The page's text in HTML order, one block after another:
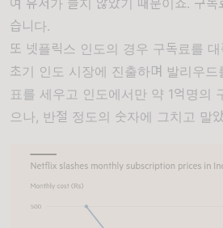
여 유저가 늘지 않았기 때문이죠. 구독
습니다.
또 넷플릭스 인도의 경우 구독료를
초기 인도 시장에 진출하며 발리우
표를 세우고 인도에서만 약 1억명의
으나, 반절 정도의 숫자에 그치고 말